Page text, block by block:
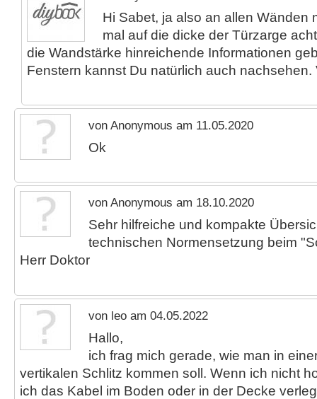
Hi Sabet, ja also an allen Wänden
mal auf die dicke der Türzarge
die Wandstärke hinreichende Informationen
Fenstern kannst Du natürlich auch nachsehen.
von Anonymous am 11.05.2020
Ok
von Anonymous am 18.10.2020
Sehr hilfreiche und kompakte
technischen Normensetzung beim
Herr Doktor
von leo am 04.05.2022
Hallo,
ich frag mich gerade, wie man in
vertikalen Schlitz kommen soll. Wenn ich nicht
ich das Kabel im Boden oder in der Decke